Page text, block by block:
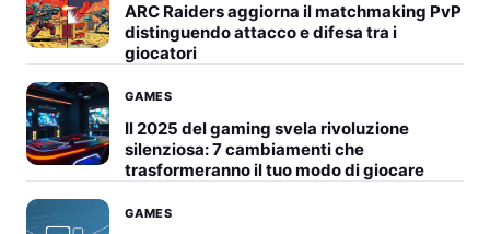
ARC Raiders aggiorna il matchmaking PvP
distinguendo attacco e difesa tra i
giocatori
GAMES
Il 2025 del gaming svela rivoluzione
silenziosa: 7 cambiamenti che
trasformeranno il tuo modo di giocare
GAMES